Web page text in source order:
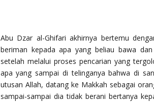
Abu Dzar al-Ghifari akhirnya bertemu
beriman kepada apa yang beliau bawa
setelah melalui proses pencarian yang
apa yang sampai di telinganya bahwa di
utusan Allah, datang ke Makkah sebagai
sampai-sampai dia tidak berani bertanya